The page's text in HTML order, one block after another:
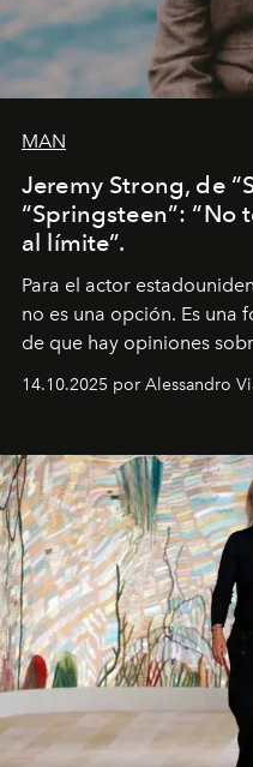
MAN
Jeremy Strong, de
“Springsteen”:
al límite”.
Para el actor
no es una opción. Es una
de que hay opiniones
demasiado en cómo me
pérdida de tiempo",
14.10.2025 por Alessandro